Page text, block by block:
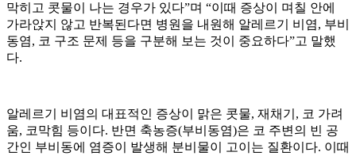
막히고 콧물이 나는 경우가 있다”며 “이때 증상이 며칠 안에
가라앉지 않고 반복된다면 병원을 내원해 알레르기 비염, 부비
동염, 코 구조 문제 등을 구분해 보는 것이 중요하다”고 말했
다.
알레르기 비염의 대표적인 증상이 맑은 콧물, 재채기, 코 가려
움, 코막힘 등이다. 반면 축농증(부비동염)은 코 주변의 빈 공
간인 부비동에 염증이 발생해 분비물이 고이는 질환이다. 이때